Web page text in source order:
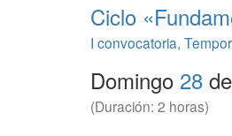
Ciclo
I convocatoria,
Domingo 28 de
(Duración: 2 horas)